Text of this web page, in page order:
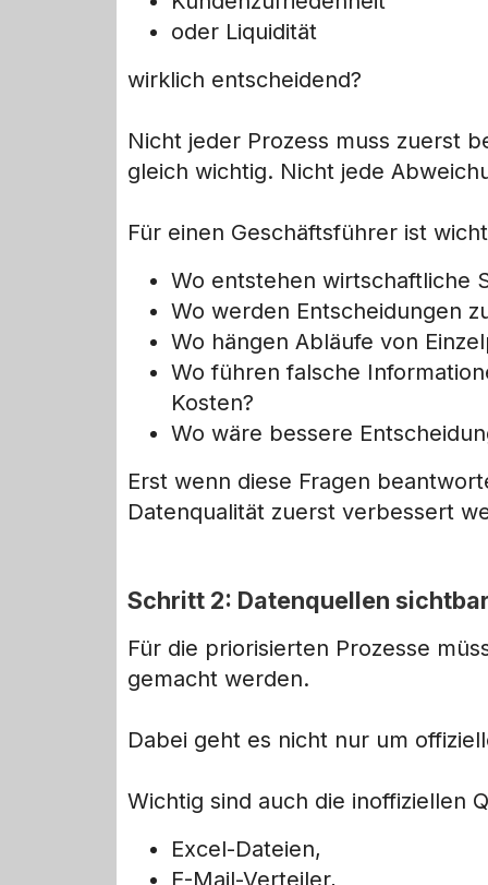
oder Liquidität
wirklich entscheidend?
Nicht jeder Prozess muss zuerst
gleich wichtig. Nicht jede
Für einen Geschäftsführer ist
Wo entstehen wirtschaftliche
Wo werden Entscheidungen
Wo hängen Abläufe von
Wo führen falsche
Kosten?
Wo wäre bessere
Erst wenn diese Fragen
Datenqualität zuerst verbessert
Schritt 2: Datenquellen
Für die priorisierten Prozesse
gemacht werden.
Dabei geht es nicht nur um
Wichtig sind auch die inoffiziellen
Excel-Dateien,
E-Mail-Verteiler,